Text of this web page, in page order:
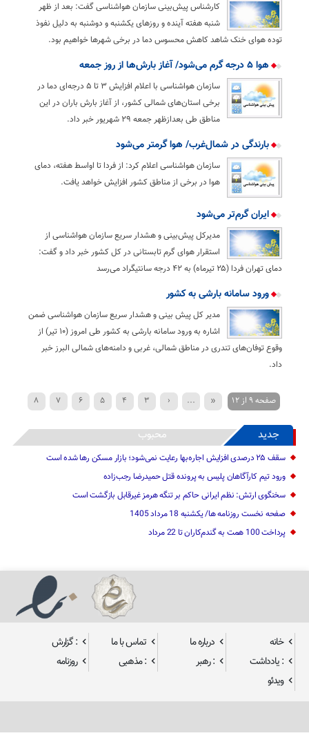
کارشناس پیش‌بینی سازمان هواشناسی گفت: بعد از ظهر
شنبه هفته آینده و روزهای یکشنبه و دوشنبه به دلیل نفوذ
توده هوای خنک شاهد کاهش محسوس دما در برخی شهرها خواهیم بود.
هوا ۵ درجه گرم می‌شود/ آغاز بارش‌ها از روز جمعه
سازمان هواشناسی با اعلام افزایش ۳ تا ۵ درجه‌ای دما در
برخی استان‌های شمالی کشور، از آغاز بارش باران در این
مناطق طی بعدازظهر جمعه ۲۹ شهریور خبر داد.
بارندگی در شمال‌غرب/ هوا گرمتر می‌شود
سازمان هواشناسی اعلام کرد: از فردا تا اواسط هفته، دمای
هوا در برخی از مناطق کشور افزایش خواهد یافت.
ایران گرم‌تر می‌شود
مدیرکل پیش‌بینی و هشدار سریع سازمان هواشناسی از
استقرار هوای گرم تابستانی در کل کشور خبر داد و گفت:
دمای تهران فردا (۲۵ تیرماه) به ۴۲ درجه سانتیگراد می‌رسد
ورود سامانه بارشی به کشور
مدیر کل پیش بینی و هشدار سریع سازمان هواشناسی ضمن
اشاره به ورود سامانه بارشی به کشور طی امروز (۱۰ تیر) از
وقوع توفان‌های تندری در مناطق شمالی، غربی و دامنه‌های شمالی البرز خبر
داد.
صفحه 9 از 12 «
...
‹
3
4
5
6
7
8
9
10
11
12
› جدید محبوب
سقف ۲۵ درصدی افزایش اجاره‌بها رعایت نمی‌شود؛ بازار مسکن رها شده است
ورود تیم کارآگاهان پلیس به پرونده قتل حمیدرضا رجب‌زاده
سخنگوی ارتش: نظم ایرانی حاکم بر تنگه هرمز غیرقابل بازگشت است
صفحه نخست روزنامه ها/ یکشنبه 18 مرداد 1405
پرداخت 100 همت به گندم‌کاران تا 22 مرداد
خانه درباره ما تماس با ما
: گزارش
: یادداشت
: رهبر : مذهبی
روزنامه
ویدئو